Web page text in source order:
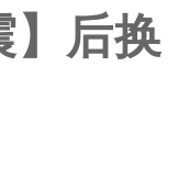
】后换